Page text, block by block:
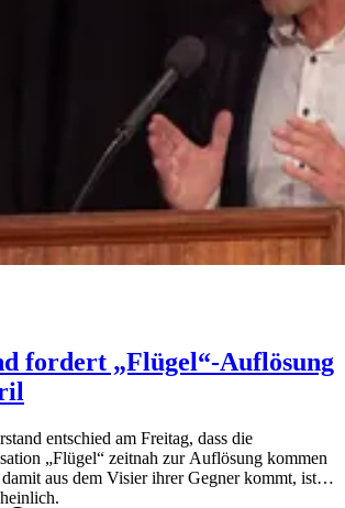
fordert „Flügel“-Auflösung
entschied am Freitag, dass die
„Flügel“ zeitnah zur Auflösung kommen
aus dem Visier ihrer Gegner kommt, ist